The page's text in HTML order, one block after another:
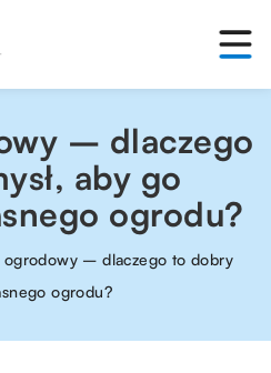
– dlaczego
aby go
ogrodu?
ogrodowy – dlaczego to dobry
ogrodu?